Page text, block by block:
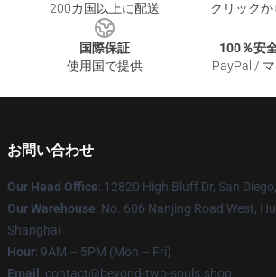
200カ国以上に配送
クリック
国際保証
使用国で提供
100％安
PayPal /
お問い合わせ
Our Head Office: 12820 High Bluff Dr, San
Our Warehouse: No. 606 Nanjing Road West,
Shanghai
Hour: 9AM – 5PM (Mon – Fri)
Email : contact@beyond-two-souls.shop